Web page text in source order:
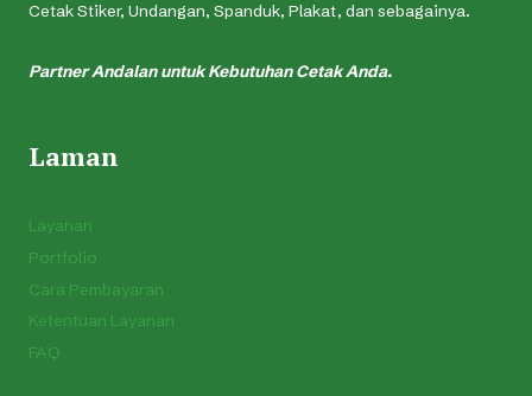
Cetak Stiker, Undangan, Spanduk, Plakat, dan sebagainya.
Partner Andalan untuk Kebutuhan Cetak Anda.
Laman
Layanan
Portfolio
Cara Pembayaran
Ketentuan Layanan
FAQ